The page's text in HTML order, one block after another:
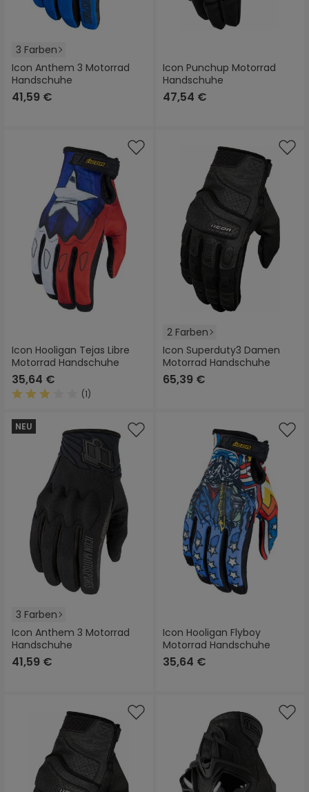
3 Farben
Icon Anthem 3 Motorrad
Handschuhe
41,59 €
Icon Punchup Motorrad
Handschuhe
47,54 €
Icon Hooligan Tejas Libre
Motorrad Handschuhe
35,64 €
(1)
2 Farben
Icon Superduty3 Damen
Motorrad Handschuhe
65,39 €
NEU
3 Farben
Icon Anthem 3 Motorrad
Handschuhe
41,59 €
Icon Hooligan Flyboy
Motorrad Handschuhe
35,64 €